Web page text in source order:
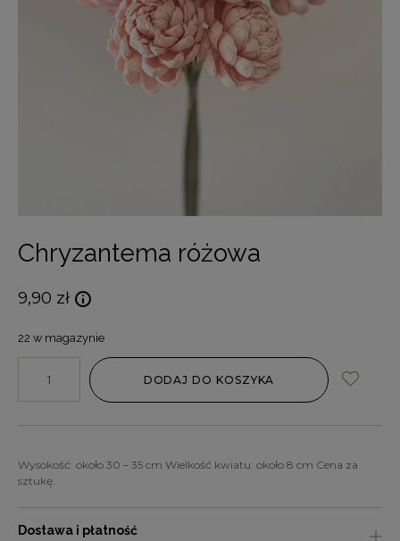
Chryzantema różowa
9,90 zł
22 w magazynie
DODAJ DO KOSZYKA
Wysokość: około 30 – 35 cm Wielkość kwiatu: około 8 cm Cena za
sztukę.
Dostawa i płatność